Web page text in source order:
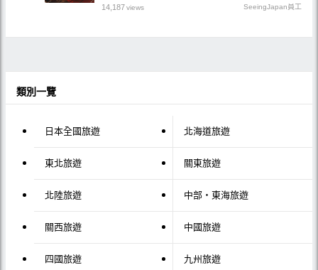
14,187views SeeingJapan員工
類別一覽
日本全國旅遊 北海道旅遊
東北旅遊 關東旅遊
北陸旅遊 中部・東海旅遊
關西旅遊 中國旅遊
四國旅遊 九州旅遊